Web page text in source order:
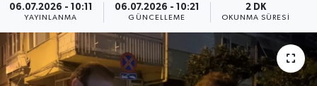
06.07.2026 - 10:11
YAYINLANMA
06.07.2026 - 10:21
GÜNCELLEME
2 DK
OKUNMA SÜRESI
Teknoloji